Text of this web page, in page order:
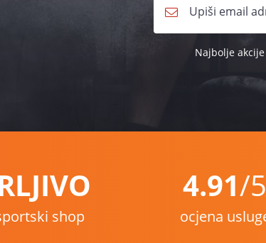
Najbolje
shop
4.91/5
ocjena